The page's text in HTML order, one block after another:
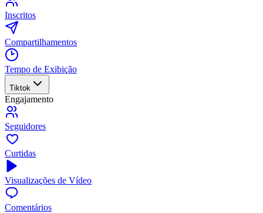
Inscritos
Compartilhamentos
Tempo de Exibição
Tiktok
Engajamento
Seguidores
Curtidas
Visualizações de Vídeo
Comentários